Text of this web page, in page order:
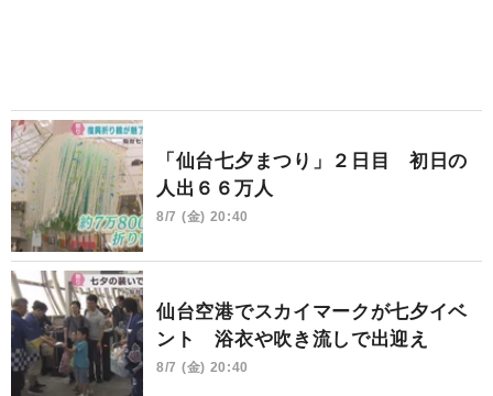
「仙台七夕まつり」２日目 初日の
人出６６万人
8/7 (金) 20:40
仙台空港でスカイマークが七夕イベ
ント 浴衣や吹き流しで出迎え
8/7 (金) 20:40